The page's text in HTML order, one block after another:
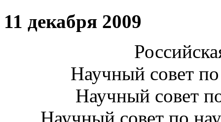
11 декабря 2009
Научный совет
Научный совет